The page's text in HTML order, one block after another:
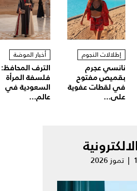
إطلالات النجوم
نانسي عجرم
بقميص مفتوح
في لقطات عفوية
على...
أخبار الموضة
الترف المحافظ:
فلسفة المرأة
السعودية في
عالم...